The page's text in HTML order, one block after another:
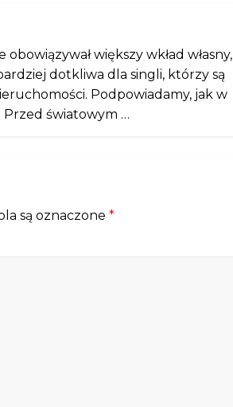
większy wkład własny,
dotkliwa dla singli, którzy są
Podpowiadamy, jak w
Przed światowym …
są oznaczone *